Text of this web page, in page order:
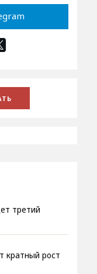
третий
кратный рост